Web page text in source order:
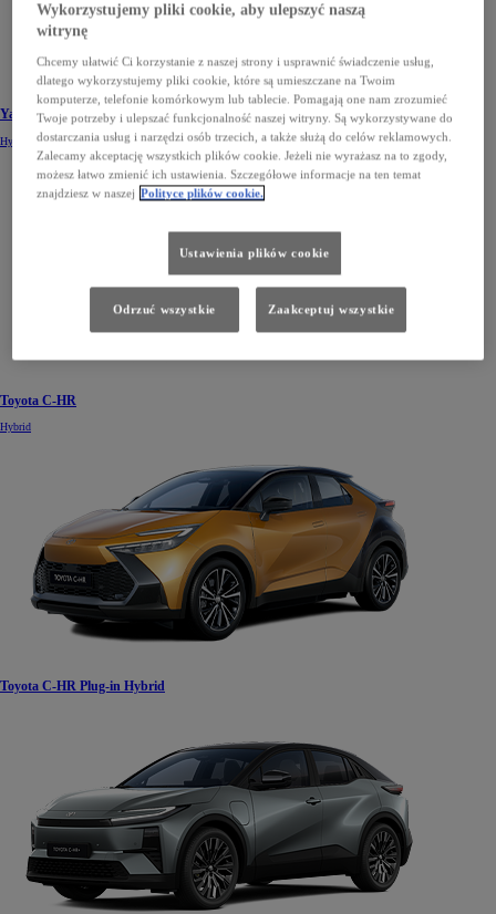
Yaris Cross
Hybrid
Toyota C-HR
Hybrid
Toyota C-HR Plug-in Hybrid
Wykorzystujemy pliki cookie, aby ulepszyć naszą
witrynę
Chcemy ułatwić Ci korzystanie z naszej strony i usprawnić świadczenie usług,
dlatego wykorzystujemy pliki cookie, które są umieszczane na Twoim
komputerze, telefonie komórkowym lub tablecie. Pomagają one nam zrozumieć
Twoje potrzeby i ulepszać funkcjonalność naszej witryny. Są wykorzystywane do
dostarczania usług i narzędzi osób trzecich, a także służą do celów reklamowych.
Zalecamy akceptację wszystkich plików cookie. Jeżeli nie wyrażasz na to zgody,
możesz łatwo zmienić ich ustawienia. Szczegółowe informacje na ten temat
znajdziesz w naszej Polityce plików cookie.
Ustawienia plików cookie
Odrzuć wszystkie Zaakceptuj wszystkie